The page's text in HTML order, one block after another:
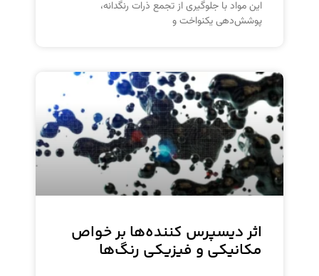
این مواد با جلوگیری از تجمع ذرات رنگدانه،
پوشش‌دهی یکنواخت و
اثر دیسپرس کننده‌ها بر خواص
مکانیکی و فیزیکی رنگ‌ها